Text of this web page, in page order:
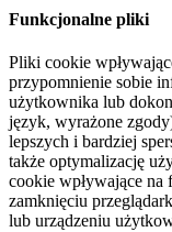
Funkcjonalne pliki
Pliki cookie
przypomnienie sobie
użytkownika lub
język, wyrażone
lepszych i bardziej
także optymalizację
cookie wpływające na
zamknięciu
lub urządzeniu